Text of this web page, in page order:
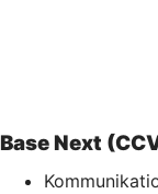
Base Next